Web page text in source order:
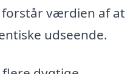
værdien af at
udseende.